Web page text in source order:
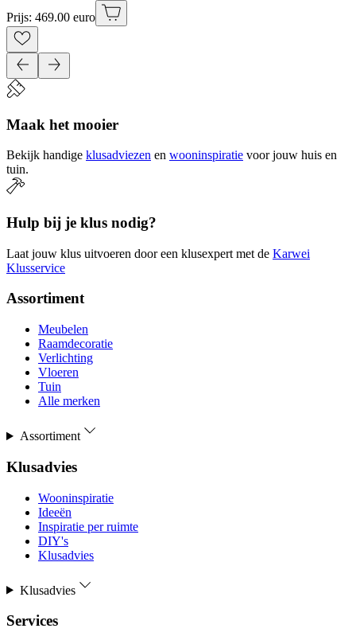
Prijs: 469.00 euro
Maak het mooier
Bekijk handige klusadviezen en wooninspiratie voor jouw huis en
tuin.
Hulp bij je klus nodig?
Laat jouw klus uitvoeren door een klusexpert met de Karwei
Klusservice
Assortiment
Meubelen
Raamdecoratie
Verlichting
Vloeren
Tuin
Alle merken
Assortiment
Klusadvies
Wooninspiratie
Ideeën
Inspiratie per ruimte
DIY's
Klusadvies
Klusadvies
Services